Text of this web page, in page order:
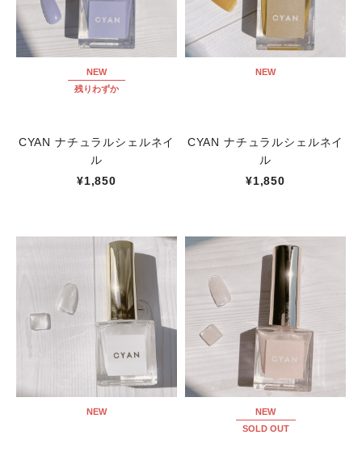
NEW
残りわずか
CYAN ナチュラルシェルネイ
ル
¥1,850
NEW
CYAN ナチュラルシェルネイ
ル
¥1,850
NEW
NEW
SOLD OUT